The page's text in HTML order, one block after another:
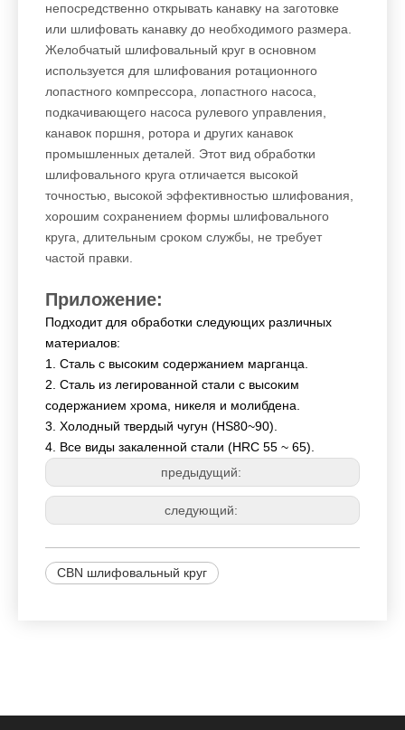
непосредственно открывать канавку на заготовке
или шлифовать канавку до необходимого размера.
Желобчатый шлифовальный круг в основном
используется для шлифования ротационного
лопастного компрессора, лопастного насоса,
подкачивающего насоса рулевого управления,
канавок поршня, ротора и других канавок
промышленных деталей. Этот вид обработки
шлифовального круга отличается высокой
точностью, высокой эффективностью шлифования,
хорошим сохранением формы шлифовального
круга, длительным сроком службы, не требует
частой правки.
Приложение:
Подходит для обработки следующих различных
материалов:
1. Сталь с высоким содержанием марганца.
2. Сталь из легированной стали с высоким
содержанием хрома, никеля и молибдена.
3. Холодный твердый чугун (HS80~90).
4. Все виды закаленной стали (HRC 55 ~ 65).
предыдущий:
следующий:
CBN шлифовальный круг